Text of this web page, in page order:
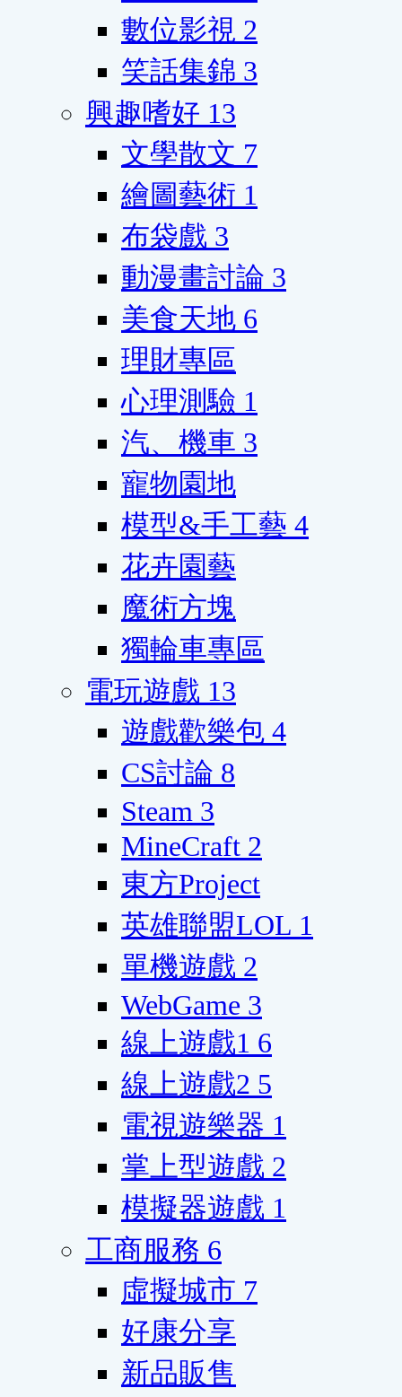
數位影視 2
笑話集錦 3
興趣嗜好 13
文學散文 7
繪圖藝術 1
布袋戲 3
動漫畫討論 3
美食天地 6
理財專區
心理測驗 1
汽、機車 3
寵物園地
模型&手工藝 4
花卉園藝
魔術方塊
獨輪車專區
電玩遊戲 13
遊戲歡樂包 4
CS討論 8
Steam 3
MineCraft 2
東方Project
英雄聯盟LOL 1
單機遊戲 2
WebGame 3
線上遊戲1 6
線上遊戲2 5
電視遊樂器 1
掌上型遊戲 2
模擬器遊戲 1
工商服務 6
虛擬城市 7
好康分享
新品販售